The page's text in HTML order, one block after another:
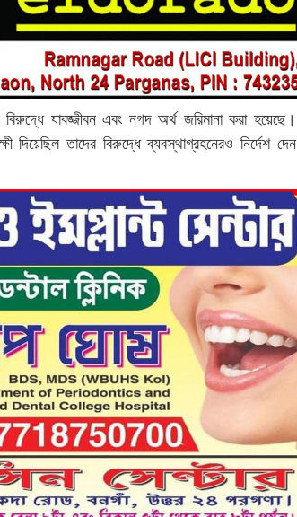
যাবজ্জীবন এবং নগদ অর্থ জরিমানা করা হয়েছে।
দিয়েছিল তাদের বিরুদ্ধে ব্যবস্থাগ্রহনেরও নির্দেশ দেন